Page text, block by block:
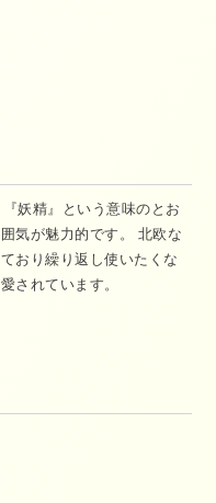
妖精』という意味のとお
気が魅力的です。 北欧な
おり繰り返し使いたくな
されています。